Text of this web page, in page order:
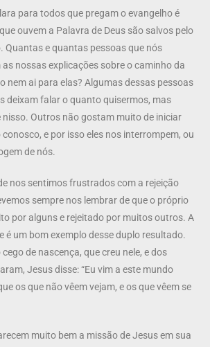
para todos que pregam o evangelho é
ouvem a Palavra de Deus são salvos pelo
Quantas e quantas pessoas que nós
nossas explicações sobre o caminho da
nem ai para elas? Algumas dessas pessoas
deixam falar o quanto quisermos, mas
Outros não gostam muito de iniciar
e por isso eles nos interrompem, ou
de nós.
nos sentimos frustrados com a rejeição
sempre nos lembrar de que o próprio
por alguns e rejeitado por muitos outros. A
é um bom exemplo desse duplo resultado.
de nascença, que creu nele, e dos
Jesus disse: “Eu vim a este mundo
os que não vêem vejam, e os que vêem se
muito bem a missão de Jesus em sua